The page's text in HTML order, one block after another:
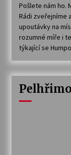
Pošlete nám ho.
Rádi zveřejníme
upoutávky na
rozumné míře i
týkající se